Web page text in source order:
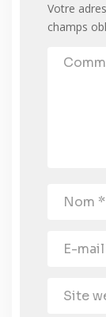
Votre
champs